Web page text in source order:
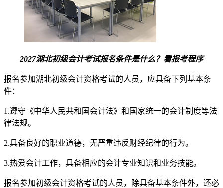
2027湖北初级会计考试报名条件是什么？看报考程序
报名参加湖北初级会计资格考试的人员，应具备下列基本条
件：
1.遵守《中华人民共和国会计法》和国家统一的会计制度等法
律法规。
2.具备良好的职业道德，无严重违反财经纪律的行为。
3.热爱会计工作，具备相应的会计专业知识和业务技能。
报名参加初级会计资格考试的人员，除具备基本条件外，还必